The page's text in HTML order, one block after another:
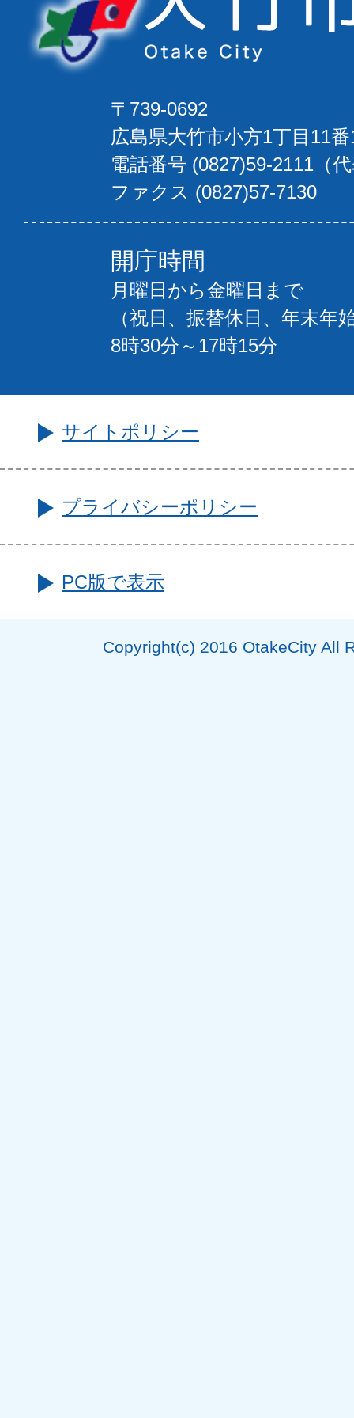
〒739-0692
広島県大竹市小方1丁目11
電話番号 (0827)59-2111（
ファクス (0827)57-7130
開庁時間
月曜日から金曜日まで
（祝日、振替休日、年末年
8時30分～17時15分
サイトポリシー
プライバシーポリシー
PC版で表示
Copyright(c) 2016 OtakeCity All